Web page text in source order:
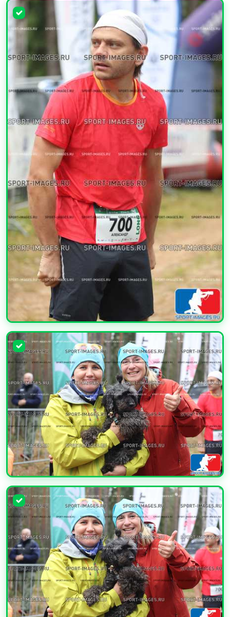
УВЕЛИЧИТЬ
УВЕЛИЧИТЬ